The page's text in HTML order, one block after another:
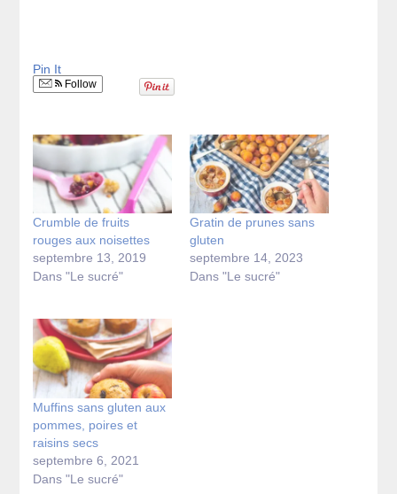
Pin It
Follow
Crumble de fruits
rouges aux noisettes
septembre 13, 2019
Dans "Le sucré"
Gratin de prunes sans
gluten
septembre 14, 2023
Dans "Le sucré"
Muffins sans gluten aux
pommes, poires et
raisins secs
septembre 6, 2021
Dans "Le sucré"